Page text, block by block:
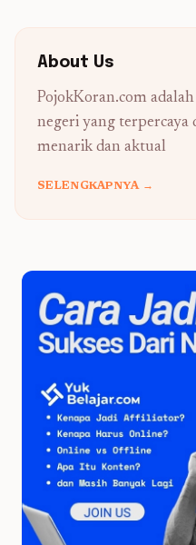
About Us
PojokKoran.com
negeri yang terpercaya
menarik dan aktual
SELENGKAPNYA →